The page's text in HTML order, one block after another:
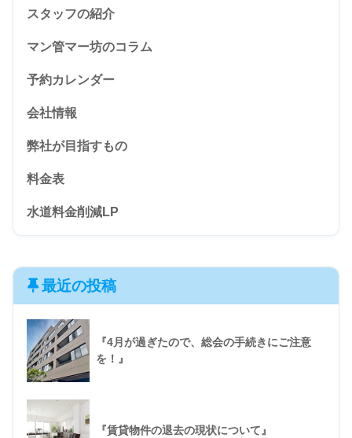
スタッフの紹介
マン管マー坊のコラム
予約カレンダー
会社情報
弊社が目指すもの
料金表
水道料金削減LP
最近の投稿
『4月が過ぎたので、総会の手続きにご注意
を！』
『賃貸物件の退去の現状について』